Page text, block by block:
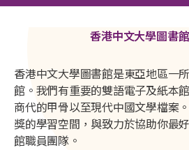
香港中文大學圖書
香港中文大學圖書館是東亞地區一
館。我們有重要的雙語電子及紙本
商代的甲骨以至現代中國文學檔案
獎的學習空間，與致力於協助你最
館職員團隊。